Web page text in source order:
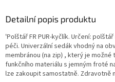
Detailní popis produktu
'Polštář FR PUR-kyčlík. Určení:
péči. Univerzální sedák vhodný na
membránou (na zip) , který je
funkčního materiálu s jemným froté
lze zakoupit samostatně. Zdravotně